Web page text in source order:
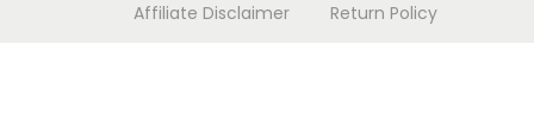
Affiliate Disclaimer
Return Policy